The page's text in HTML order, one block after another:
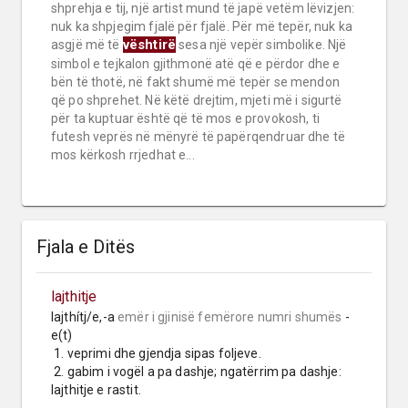
shprehja e tij, një artist mund të japë vetëm lëvizjen:
nuk ka shpjegim fjalë për fjalë. Për më tepër, nuk ka
asgjë më të vështirë sesa një vepër simbolike. Një
simbol e tejkalon gjithmonë atë që e përdor dhe e
bën të thotë, në fakt shumë më tepër se mendon
që po shprehet. Në këtë drejtim, mjeti më i sigurtë
për ta kuptuar është që të mos e provokosh, ti
futesh veprës në mënyrë të papërqendruar dhe të
mos kërkosh rrjedhat e...
Fjala e Ditës
lajthitje
lajthítj/e,-a emër i gjinisë femërore numri shumës -
e(t)
2. gabim i vogël a pa dashje; ngatërrim pa dashje:
lajthitje e rastit.